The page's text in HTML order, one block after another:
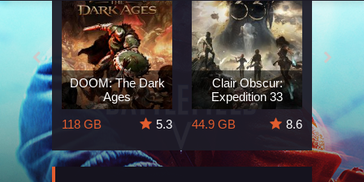
The
5.7
DOOM: The Dark
Ages
118 GB
5.3
Clair Obscur:
Expedition 33
44.9 GB
8.6
164 GB